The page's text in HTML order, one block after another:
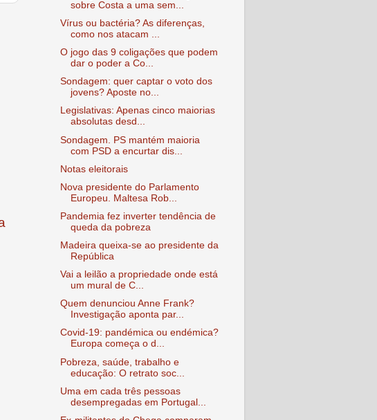
sobre Costa a uma sem...
Vírus ou bactéria? As diferenças,
como nos atacam ...
O jogo das 9 coligações que podem
dar o poder a Co...
Sondagem: quer captar o voto dos
jovens? Aposte no...
Legislativas: Apenas cinco maiorias
absolutas desd...
Sondagem. PS mantém maioria
com PSD a encurtar dis...
Notas eleitorais
Nova presidente do Parlamento
Europeu. Maltesa Rob...
Pandemia fez inverter tendência de
queda da pobreza
Madeira queixa-se ao presidente da
República
Vai a leilão a propriedade onde está
um mural de C...
Quem denunciou Anne Frank?
Investigação aponta par...
Covid-19: pandémica ou endémica?
Europa começa o d...
Pobreza, saúde, trabalho e
educação: O retrato soc...
Uma em cada três pessoas
desempregadas em Portugal...